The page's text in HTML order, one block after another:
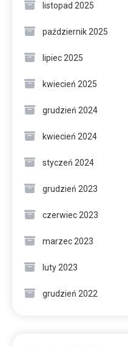
listopad 2025
październik 2025
lipiec 2025
kwiecień 2025
grudzień 2024
kwiecień 2024
styczeń 2024
grudzień 2023
czerwiec 2023
marzec 2023
luty 2023
grudzień 2022